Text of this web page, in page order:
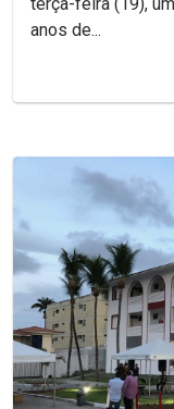
terça-feira (19),
anos de...